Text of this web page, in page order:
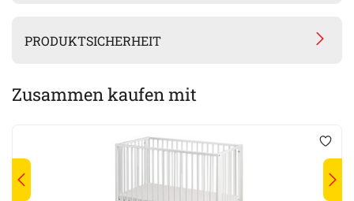
PRODUKTSICHERHEIT
Zusammen kaufen mit